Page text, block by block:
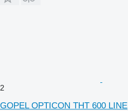
2
GOPEL OPTICON THT 600 LINE